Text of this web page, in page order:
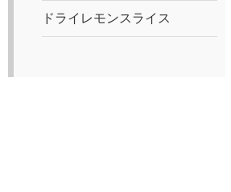
ドライレモンスライス